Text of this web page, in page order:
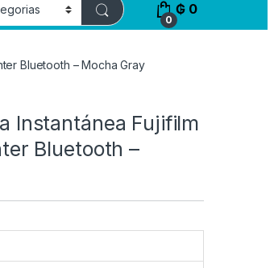
0
₲ 0
Bluetooth – Mocha Gray
Instantánea Fujifilm
Bluetooth –